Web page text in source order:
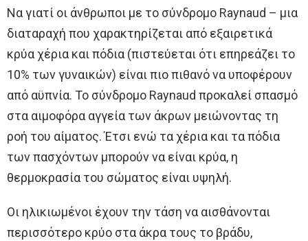
Να γιατί οι άνθρωποι με το σύνδρομο Raynaud – μια
διαταραχή που χαρακτηρίζεται από εξαιρετικά
κρύα χέρια και πόδια (πιστεύεται ότι επηρεάζει το
10% των γυναικών) είναι πιο πιθανό να υποφέρουν
από αϋπνία. Το σύνδρομο Raynaud προκαλεί σπασμό
στα αιμοφόρα αγγεία των άκρων μειώνοντας τη
ροή του αίματος. Έτσι ενώ τα χέρια και τα πόδια
των πασχόντων μπορούν να είναι κρύα, η
θερμοκρασία του σώματος είναι υψηλή.
Οι ηλικιωμένοι έχουν την τάση να αισθάνονται
περισσότερο κρύο στα άκρα τους το βράδυ,